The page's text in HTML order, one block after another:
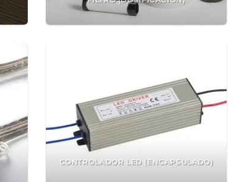
CONTROLADOR LED (ENCAPSULADO)